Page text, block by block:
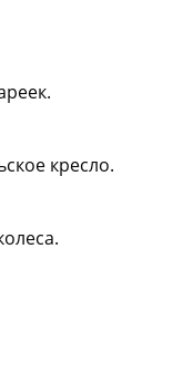
кресло.